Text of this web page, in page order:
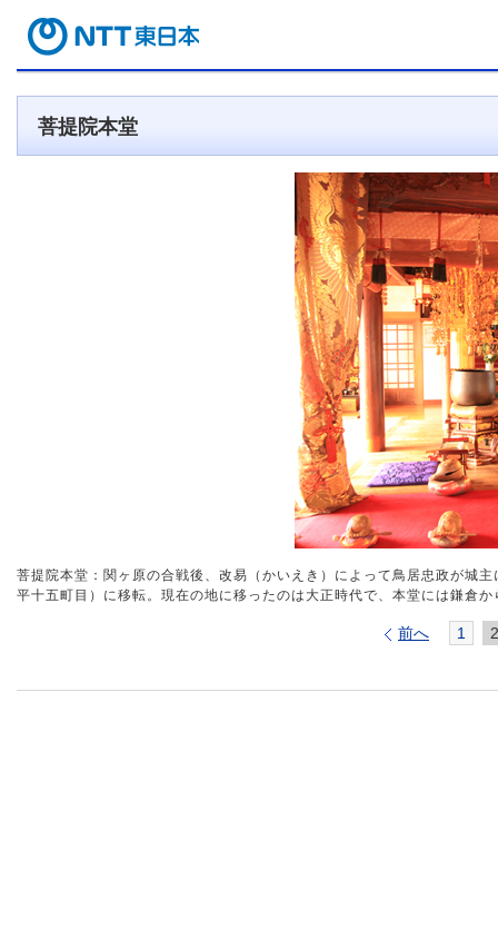
菩提院本堂
菩提院本堂：関ヶ原の合戦後、改易（かいえき）によって鳥居忠政が城
平十五町目）に移転。現在の地に移ったのは大正時代で、本堂には鎌倉
前へ 1 2